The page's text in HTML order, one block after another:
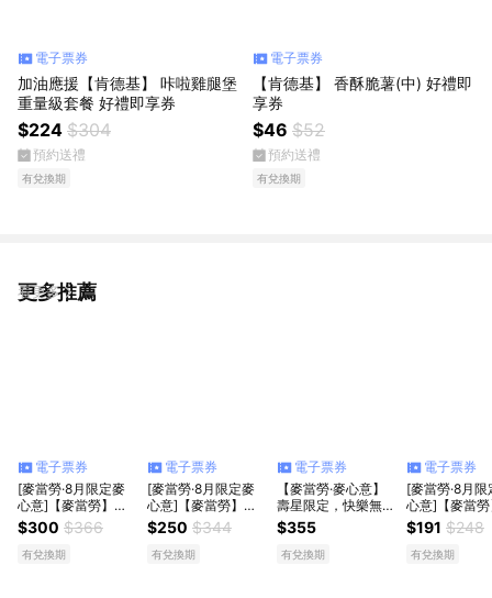
電子票券
加油應援【肯德基】 咔啦雞腿堡
重量級套餐 好禮即享券
$224 $304
預約送禮
有兌換期
電子票券
【肯德基】 香酥脆薯(中) 好禮即
享券
$46 $52
預約送禮
有兌換期
更多推薦
看更多
電子票券
[麥當勞·8月限定麥
心意]【麥當勞】大
麥克+勁辣鷄腿堡
+麥克鷄塊6塊+薯條
(大)+可樂(中)x2好禮
$300 $366
有兌換期
電子票券
[麥當勞·8月限定麥
心意]【麥當勞】大
麥克+雙層牛肉吉事
堡+六塊麥克鷄塊
+中薯+中可x2好禮
$250 $344
有兌換期
電子票券
【麥當勞·麥心意】
壽星限定，快樂無
限：大麥克+勁辣鷄
腿堡+麥克鷄塊6塊
+薯條(大)+可樂
$355
有兌換期
電子票券
[麥當勞·8月限
心意]【麥當
麥克+4塊麥
+薯條(小)+勁
翅(一份兩塊
$191 $248
有兌換期